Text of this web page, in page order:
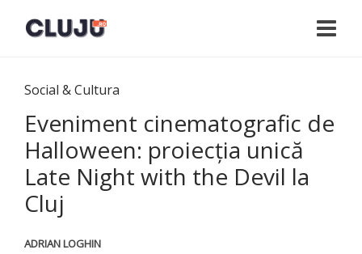
Social & Cultura
Eveniment cinematografic de
Halloween: proiecția unică
Late Night with the Devil la
Cluj
ADRIAN LOGHIN